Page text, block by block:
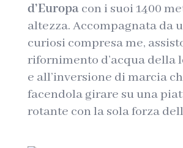
d’Europacon i suoi 1400
altezza. Accompagnata da
curiosi compresa me,
rifornimento d’acqua della
e all’inversione di marcia
facendola girare su una
rotante con la sola forza